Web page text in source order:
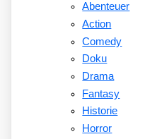
Abenteuer
Action
Comedy
Doku
Drama
Fantasy
Historie
Horror